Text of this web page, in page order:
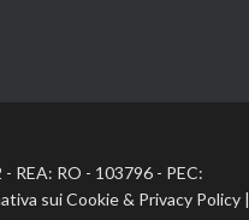
REA: RO - 103796 - PEC:
sui Cookie& Privacy Policy|